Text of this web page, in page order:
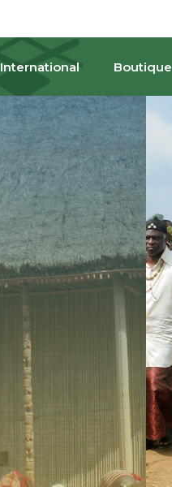
International Boutique